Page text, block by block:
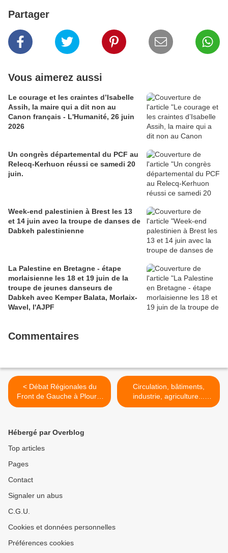
Partager
Vous aimerez aussi
Le courage et les craintes d’Isabelle
Assih, la maire qui a dit non au
Canon français - L'Humanité, 26 juin
2026
Un congrès départemental du PCF au
Relecq-Kerhuon réussi ce samedi 20
juin.
Week-end palestinien à Brest les 13
et 14 juin avec la troupe de danses de
Dabkeh palestinienne
La Palestine en Bretagne - étape
morlaisienne les 18 et 19 juin de la
troupe de jeunes danseurs de
Dabkeh avec Kemper Balata, Morlaix-
Wavel, l'AJPF
Commentaires
< Débat Régionales du
Front de Gauche à Plourin
les Morlaix sur la santé:
Circulation, bâtiments,
industrie, agriculture...
attention, chantier urgent !
Hébergé par Overblog
Top articles
Pages
Contact
Signaler un abus
C.G.U.
Cookies et données personnelles
Préférences cookies